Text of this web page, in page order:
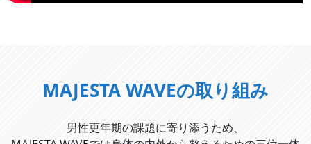
MAJESTA WAVEの取り組み
男性更年期の課題に寄り添うため、